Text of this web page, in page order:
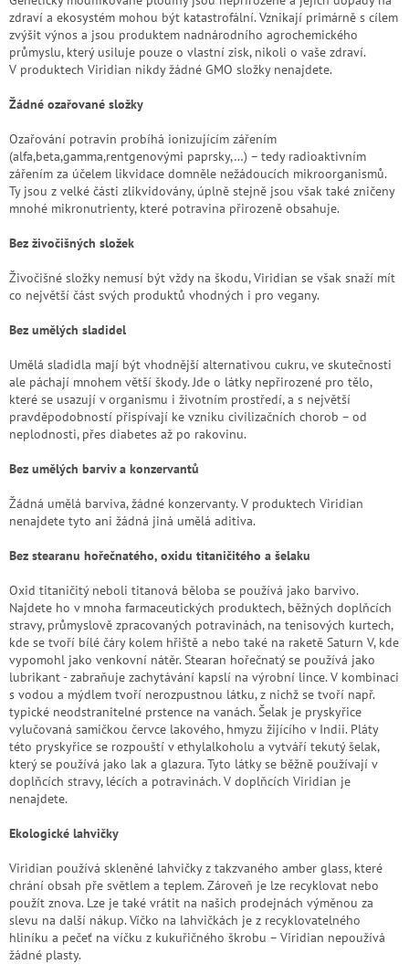
zdraví a ekosystém mohou být katastrofální. Vznikají primárně s cílem
zvýšit výnos a jsou produktem nadnárodního agrochemického
průmyslu, který usiluje pouze o vlastní zisk, nikoli o vaše zdraví.
V produktech Viridian nikdy žádné GMO složky nenajdete.
Žádné ozařované složky
Ozařování potravin probíhá ionizujícím zářením
(alfa,beta,gamma,rentgenovými paprsky,…) – tedy radioaktivním
zářením za účelem likvidace domněle nežádoucích mikroorganismů.
Ty jsou z velké části zlikvidovány, úplně stejně jsou však také zničeny
mnohé mikronutrienty, které potravina přirozeně obsahuje.
Bez živočišných složek
Živočišné složky nemusí být vždy na škodu, Viridian se však snaží mít
co největší část svých produktů vhodných i pro vegany.
Bez umělých sladidel
Umělá sladidla mají být vhodnější alternativou cukru, ve skutečnosti
ale páchají mnohem větší škody. Jde o látky nepřirozené pro tělo,
které se usazují v organismu i životním prostředí, a s největší
pravděpodobností přispívají ke vzniku civilizačních chorob – od
neplodnosti, přes diabetes až po rakovinu.
Bez umělých barviv a konzervantů
Žádná umělá barviva, žádné konzervanty. V produktech Viridian
nenajdete tyto ani žádná jiná umělá aditiva.
Bez stearanu hořečnatého, oxidu titaničitého a šelaku
Oxid titaničitý neboli titanová běloba se používá jako barvivo.
Najdete ho v mnoha farmaceutických produktech, běžných doplňcích
stravy, průmyslově zpracovaných potravinách, na tenisových kurtech,
kde se tvoří bílé čáry kolem hřiště a nebo také na raketě Saturn V, kde
vypomohl jako venkovní nátěr. Stearan hořečnatý se používá jako
lubrikant - zabraňuje zachytávání kapslí na výrobní lince. V kombinaci
s vodou a mýdlem tvoří nerozpustnou látku, z nichž se tvoří např.
typické neodstranitelné prstence na vanách. Šelak je pryskyřice
vylučovaná samičkou červce lakového, hmyzu žijícího v Indii. Pláty
této pryskyřice se rozpouští v ethylalkoholu a vytváří tekutý šelak,
který se používá jako lak a glazura. Tyto látky se běžně používají v
doplňcích stravy, lécích a potravinách. V doplňcích Viridian je
nenajdete.
Ekologické lahvičky
Viridian používá skleněné lahvičky z takzvaného amber glass, které
chrání obsah pře světlem a teplem. Zároveň je lze recyklovat nebo
použít znova. Lze je také vrátit na našich prodejnách výměnou za
slevu na další nákup. Víčko na lahvičkách je z recyklovatelného
hliníku a pečeť na víčku z kukuřičného škrobu – Viridian nepoužívá
žádné plasty.